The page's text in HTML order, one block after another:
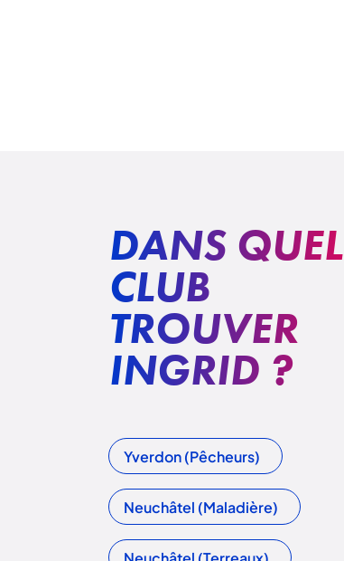
DANS QUEL
CLUB
TROUVER
INGRID ?
Yverdon (Pêcheurs)
Neuchâtel (Maladière)